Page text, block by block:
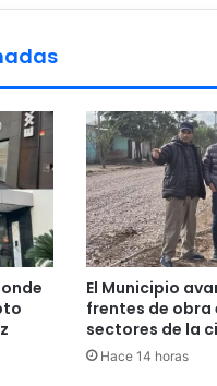
El Municipio
frentes de
sectores de la
Hace 14 horas